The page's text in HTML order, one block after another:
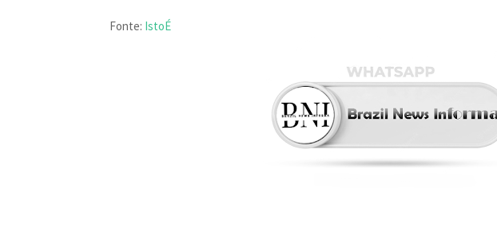
Fonte: IstoÉ